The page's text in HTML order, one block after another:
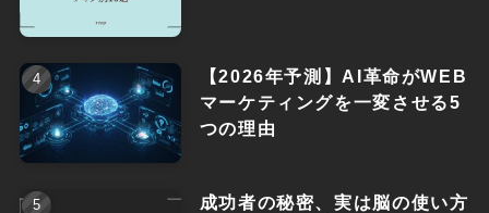
【2026年予測】AI革命がWEB
マーケティングを一変させる5
つの理由
成功者の秘密、実は脳の使い方